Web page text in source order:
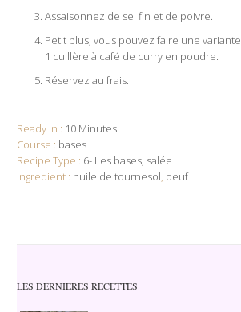
Assaisonnez de sel fin et de poivre.
Petit plus, vous pouvez faire une
1 cuillère à café de curry en poudre.
Réservez au frais.
Ready in : 10 Minutes
Course : bases
Recipe Type : 6- Les bases salée
Ingredient : huile de tournesol, oeuf
LES DERNIÈRES RECETTES